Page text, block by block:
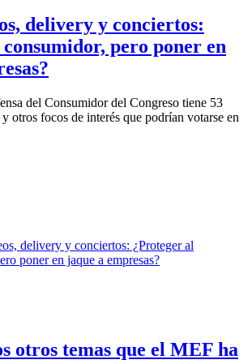
delivery y conciertos:
pero poner en
del Consumidor del Congreso tiene 53
otros focos de interés que podrían votarse en
otros temas que el MEF ha